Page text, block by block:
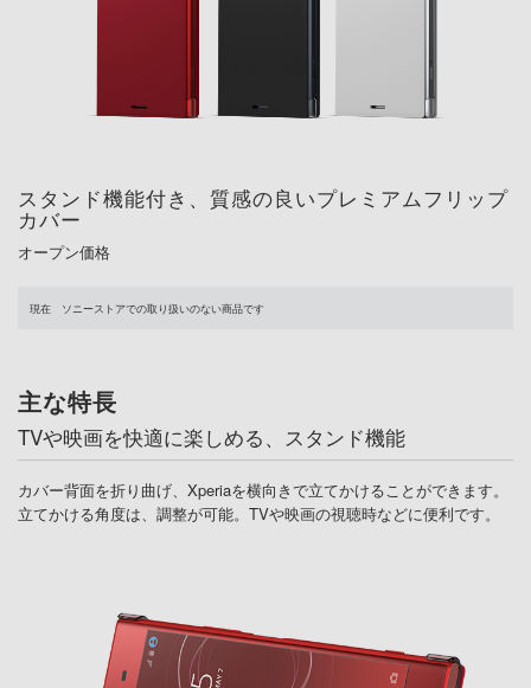
スタンド機能付き、質感の良いプレミアムフリップ
カバー
オープン価格
現在 ソニーストアでの取り扱いのない商品です
主な特長
TVや映画を快適に楽しめる、スタンド機能
カバー背面を折り曲げ、Xperiaを横向きで立てかけることができます。
立てかける角度は、調整が可能。TVや映画の視聴時などに便利です。